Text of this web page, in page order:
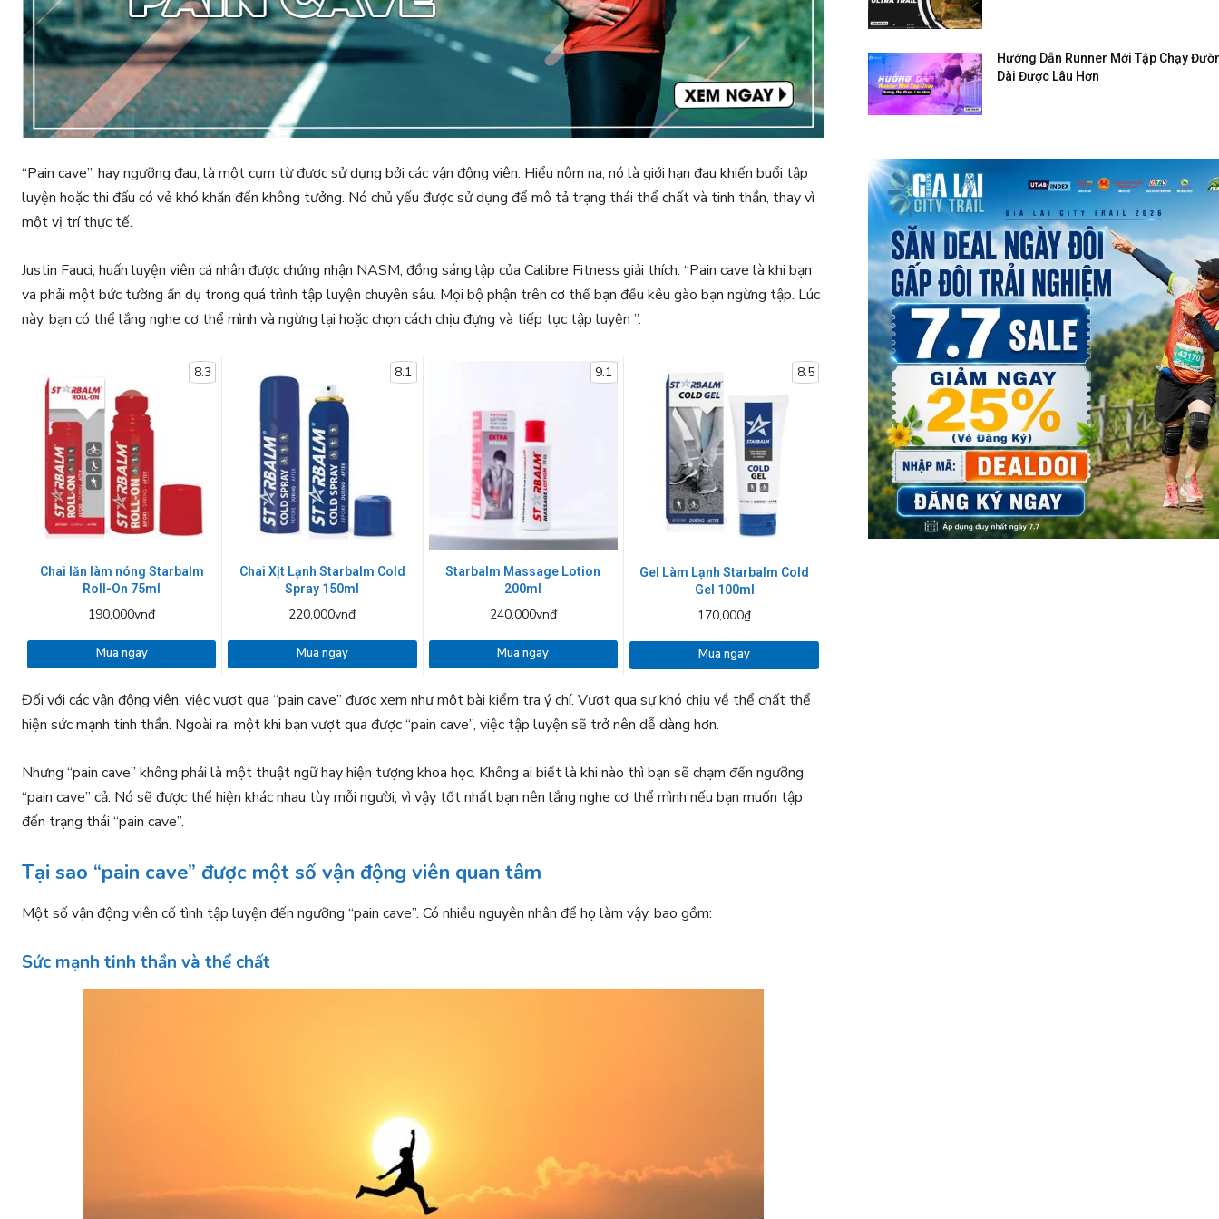
“Pain cave”, hay ngưỡng đau, là một cụm từ được sử dụng bởi các vận động viên. Hiểu nôm na, nó là giới hạn đau khiến buổi tập
luyện hoặc thi đấu có vẻ khó khăn đến không tưởng. Nó chủ yếu được sử dụng để mô tả trạng thái thể chất và tinh thần, thay vì
một vị trí thực tế.
Justin Fauci, huấn luyện viên cá nhân được chứng nhận NASM, đồng sáng lập của Calibre Fitness giải thích: “Pain cave là khi bạn
va phải một bức tường ẩn dụ trong quá trình tập luyện chuyên sâu. Mọi bộ phận trên cơ thể bạn đều kêu gào bạn ngừng tập. Lúc
này, bạn có thể lắng nghe cơ thể mình và ngừng lại hoặc chọn cách chịu đựng và tiếp tục tập luyện ”.
8.3
Chai lăn làm nóng Starbalm
Roll-On 75ml
190,000vnđ
Mua ngay
8.1
Chai Xịt Lạnh Starbalm Cold
Spray 150ml
220,000vnđ
Mua ngay
9.1
Starbalm Massage Lotion
200ml
240.000vnđ
Mua ngay
8.5
Gel Làm Lạnh Starbalm Cold
Gel 100ml
170,000₫
Mua ngay
Đối với các vận động viên, việc vượt qua “pain cave” được xem như một bài kiểm tra ý chí. Vượt qua sự khó chịu về thể chất thể
hiện sức mạnh tinh thần. Ngoài ra, một khi bạn vượt qua được “pain cave”, việc tập luyện sẽ trở nên dễ dàng hơn.
Nhưng “pain cave” không phải là một thuật ngữ hay hiện tượng khoa học. Không ai biết là khi nào thì bạn sẽ chạm đến ngưỡng
“pain cave” cả. Nó sẽ được thể hiện khác nhau tùy mỗi người, vì vậy tốt nhất bạn nên lắng nghe cơ thể mình nếu bạn muốn tập
đến trạng thái “pain cave”.
Tại sao “pain cave” được một số vận động viên quan tâm
Một số vận động viên cố tình tập luyện đến ngưỡng “pain cave”. Có nhiều nguyên nhân để họ làm vậy, bao gồm:
Sức mạnh tinh thần và thể chất
Hướng Dẫn Runner Mới Tập Chạy
Dài Được Lâu Hơn